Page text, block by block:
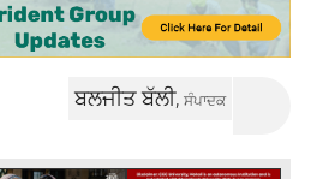
ਬਲਜੀਤ ਬੱਲੀ,ਸੰਪਾਦਕ